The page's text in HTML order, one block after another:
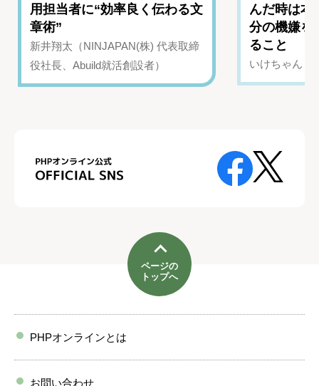
用担当者に“効率良く伝わる文
章術”
新井翔太（NINJAPAN(株) 代表取締
役社長、Abuild就活創設者）
んだ時は
分の機嫌を
ること
いけちゃん（
ページの
トップへ
PHPオンラインとは
お問い合わせ